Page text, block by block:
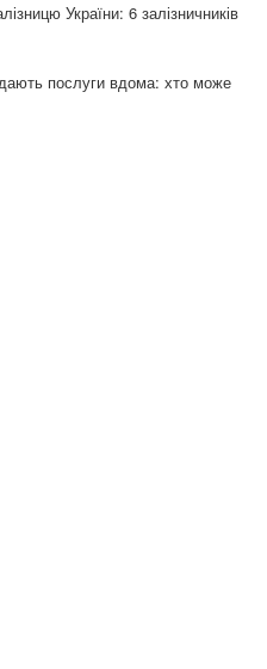
України: 6 залізничників
послуги вдома: хто може